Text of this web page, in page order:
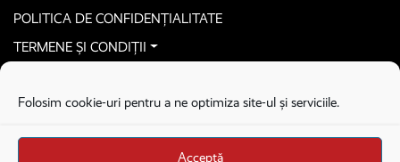
Folosim cookie-uri pentru a ne optimiza site-ul și serviciile.
Acceptă
POLITICA DE CONFIDENȚIALITATE
TERMENE ȘI CONDIȚII